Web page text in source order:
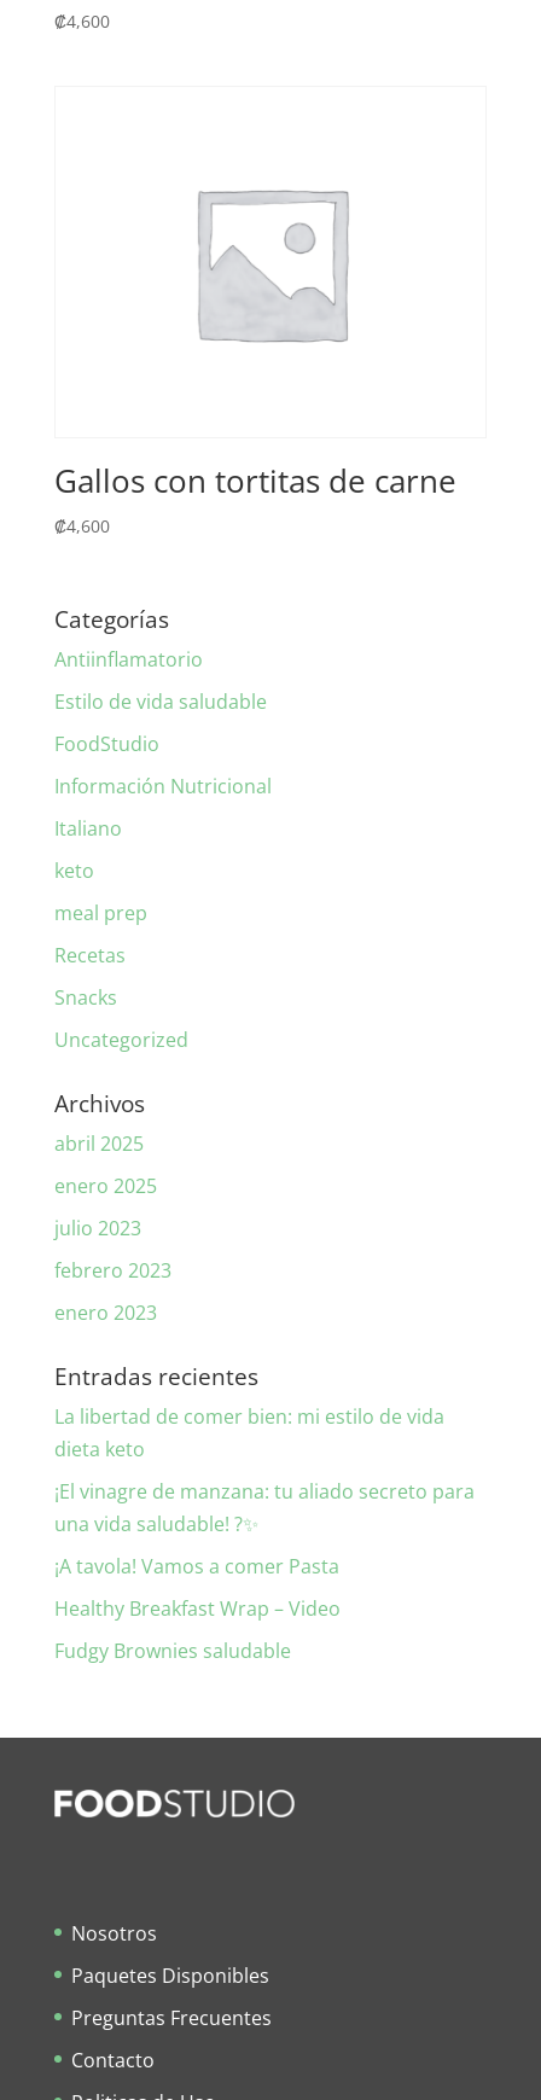
₡4,600
Gallos con tortitas de carne
₡4,600
Categorías
Antiinflamatorio
Estilo de vida saludable
FoodStudio
Información Nutricional
Italiano
keto
meal prep
Recetas
Snacks
Uncategorized
Archivos
abril 2025
enero 2025
julio 2023
febrero 2023
enero 2023
Entradas recientes
La libertad de comer bien: mi estilo de vida
dieta keto
¡El vinagre de manzana: tu aliado secreto para
una vida saludable! ?✨
¡A tavola! Vamos a comer Pasta
Healthy Breakfast Wrap – Video
Fudgy Brownies saludable
Nosotros
Paquetes Disponibles
Preguntas Frecuentes
Contacto